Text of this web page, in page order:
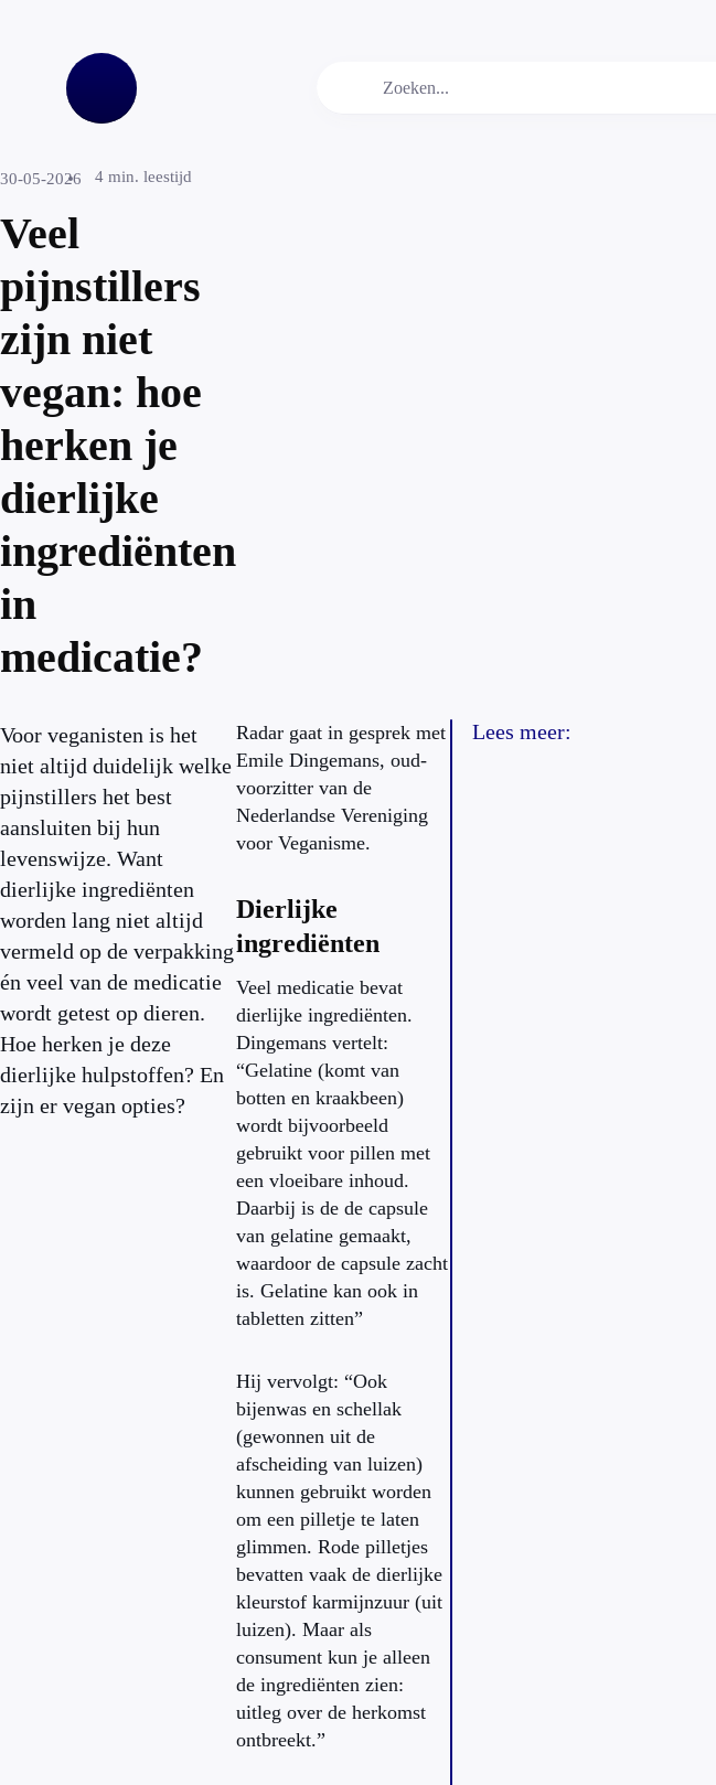
30-05-2026 4 min. leestijd
Veel
pijnstillers
zijn niet
vegan: hoe
herken je
dierlijke
ingrediënten
in
medicatie?
Voor veganisten is het
niet altijd duidelijk welke
pijnstillers het best
aansluiten bij hun
levenswijze. Want
dierlijke ingrediënten
worden lang niet altijd
vermeld op de verpakking
én veel van de medicatie
wordt getest op dieren.
Hoe herken je deze
dierlijke hulpstoffen? En
zijn er vegan opties?
Radar gaat in gesprek met
Emile Dingemans, oud-
voorzitter van de
Nederlandse Vereniging
voor Veganisme.
Dierlijke
ingrediënten
Veel medicatie bevat
dierlijke ingrediënten.
Dingemans vertelt:
“Gelatine (komt van
botten en kraakbeen)
wordt bijvoorbeeld
gebruikt voor pillen met
een vloeibare inhoud.
Daarbij is de de capsule
van gelatine gemaakt,
waardoor de capsule zacht
is. Gelatine kan ook in
tabletten zitten”
Hij vervolgt: “Ook
bijenwas en schellak
(gewonnen uit de
afscheiding van luizen)
kunnen gebruikt worden
om een pilletje te laten
glimmen. Rode pilletjes
bevatten vaak de dierlijke
kleurstof karmijnzuur (uit
luizen). Maar als
consument kun je alleen
de ingrediënten zien:
uitleg over de herkomst
ontbreekt.”
Lees meer: